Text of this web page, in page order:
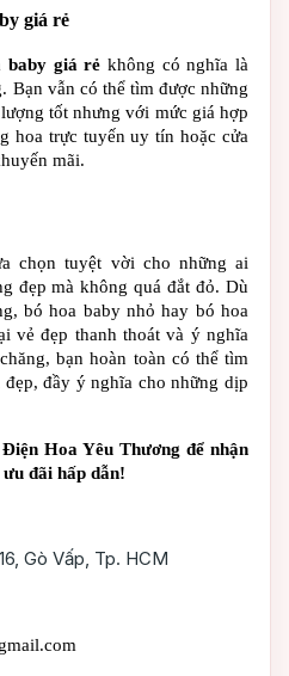
giá rẻ
baby giá rẻ không có nghĩa là
Bạn vẫn có thể tìm được những
tốt nhưng với mức giá hợp
hoa trực tuyến uy tín hoặc cửa
mãi.
chọn tuyệt vời cho những ai
đẹp mà không quá đắt đỏ. Dù
bó hoa baby nhỏ hay bó hoa
vẻ đẹp thanh thoát và ý nghĩa
bạn hoàn toàn có thể tìm
đầy ý nghĩa cho những dịp
Hoa Yêu Thương để nhận
đãi hấp dẫn!
Gò Vấp, Tp. HCM